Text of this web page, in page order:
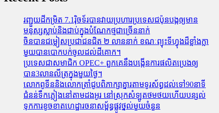
រញ្ជួយដីកម្រិត​ 7.1រ៉ិចទ័របានវាយប្រហារប្រទេសជប៉ុនបង្កឲ្យមាន
មនុស្សស្លាប់​និង​ជាប់ក្នុងបំណែកថ្មជាច្រើននាក់
ចិនបានជម្លៀសប្រជាជនជិត ២ លាននាក់ ខណៈព្យុះទីហ្វុងដ៏ខ្លាំងក្លា
មួយបានបោកបក់ចូលដល់ដីគោក។
ប្រទេសជាសមាជិក OPEC+​ ពួកគេនឹងបង្កើនការផលិតប្រេងឲ្យ
បាន3លានលីត្រក្នុងមួយថ្ងៃ។
លោកពូទីននិងលោកត្រាំជូបពិភាក្សាគ្នារតាមទូរស័ព្ធដល់ទៅ90នាទី
ជំនន់​ទឹកភ្លៀង​នៅ​តាម​ដងអូរ​ នៅ​ស្រុក​សំឡូត​ថមថយ​ហើយ​បន្សល់​
ទុក​ការ​ខូចខាត​ហេដ្ឋារចនាសម្ព័ន្ធ​ផ្លូវថ្នល់​មួយ​ចំនួន